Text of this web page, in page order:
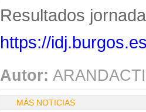
Resultados
https://
Autor:
MÁS NOTICIAS